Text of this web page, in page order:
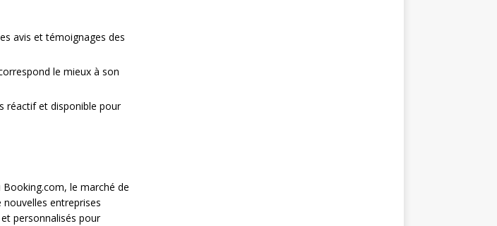
avis et témoignages des
le mieux à son
réactif et disponible pour
Booking.com, le marché de
nouvelles entreprises
personnalisés pour